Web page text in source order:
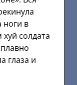
ноги в
солдата
глаза и